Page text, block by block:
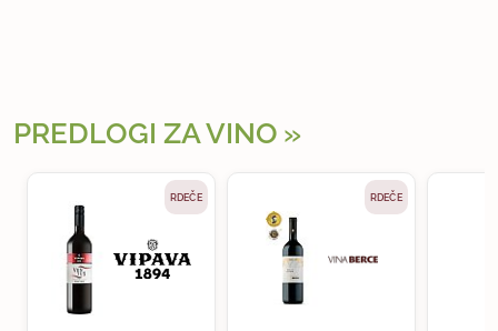
PREDLOGI ZA VINO
RDEČE RDEČE